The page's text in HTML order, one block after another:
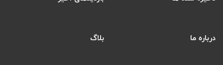
درباره ما بلاگ